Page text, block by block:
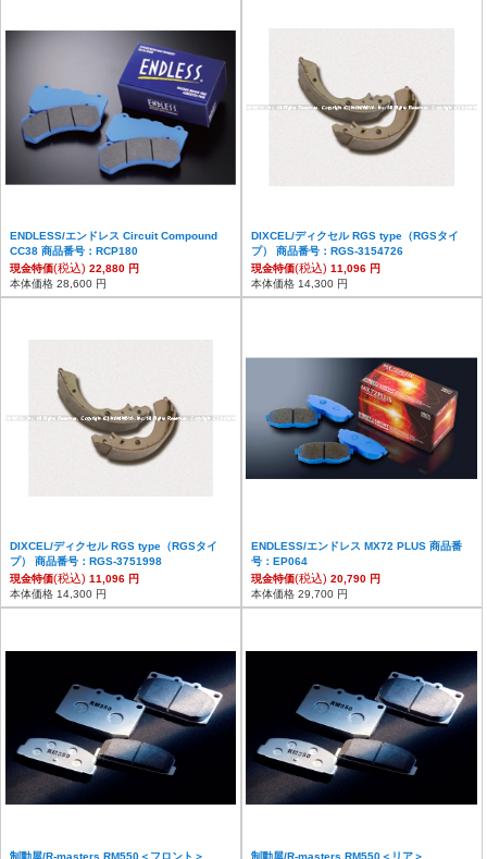
ENDLESS/エンドレス Circuit Compound
CC38 商品番号：RCP180
現金特価(税込) 22,880 円
本体価格 28,600 円
DIXCEL/ディクセル RGS type（RGSタイ
プ） 商品番号：RGS-3154726
現金特価(税込) 11,096 円
本体価格 14,300 円
DIXCEL/ディクセル RGS type（RGSタイ
プ） 商品番号：RGS-3751998
現金特価(税込) 11,096 円
本体価格 14,300 円
ENDLESS/エンドレス MX72 PLUS 商品番
号：EP064
現金特価(税込) 20,790 円
本体価格 29,700 円
制動屋/R-masters RM550＜フロント＞
制動屋/R-masters RM550＜リア＞